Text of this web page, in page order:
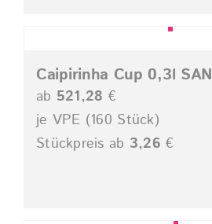
Caipirinha Cup 0,3l
ab 521,28 €
je VPE (160 Stück)
Stückpreis ab 3,26 €